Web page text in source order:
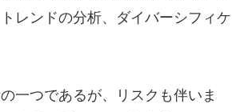
レンドの分析、ダイバーシフィケ
一つであるが、リスクも伴いま